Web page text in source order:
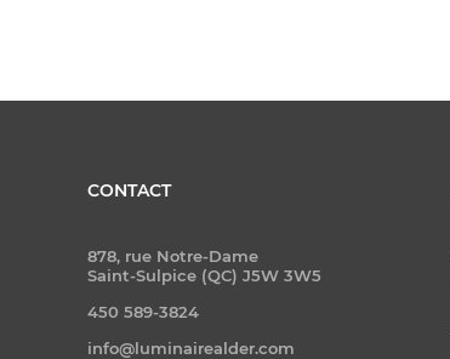
CONTACT
878, rue Notre-Dame
Saint-Sulpice (QC) J5W 3W5
450 589-3824
info@luminairealder.com